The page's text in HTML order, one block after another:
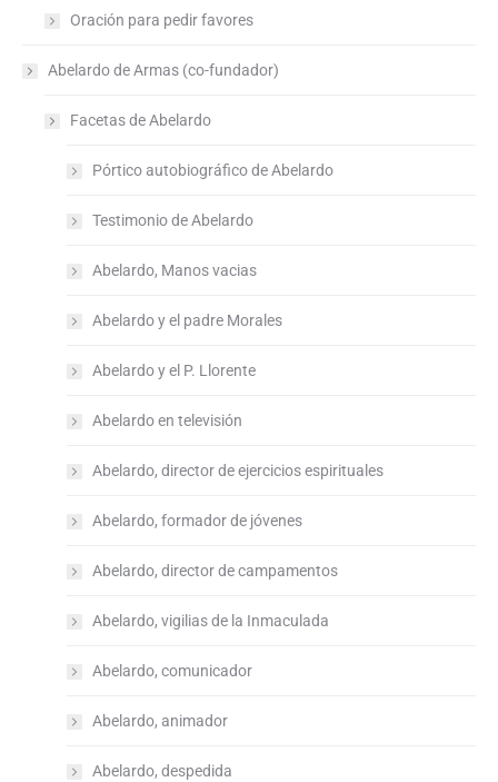
Oración para pedir favores
Abelardo de Armas (co-fundador)
Facetas de Abelardo
Pórtico autobiográfico de Abelardo
Testimonio de Abelardo
Abelardo, Manos vacias
Abelardo y el padre Morales
Abelardo y el P. Llorente
Abelardo en televisión
Abelardo, director de ejercicios espirituales
Abelardo, formador de jóvenes
Abelardo, director de campamentos
Abelardo, vigilias de la Inmaculada
Abelardo, comunicador
Abelardo, animador
Abelardo, despedida